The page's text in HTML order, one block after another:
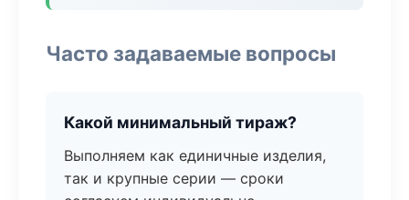
Часто задаваемые вопросы
Какой минимальный тираж?
Выполняем как единичные изделия,
так и крупные серии — сроки